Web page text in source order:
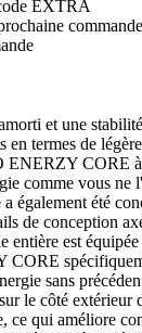
EXTRA
commande
et une
en termes de
CORE à
comme vous ne
également été
de conception
entière est
sans
le côté extérieur
ce qui améliore